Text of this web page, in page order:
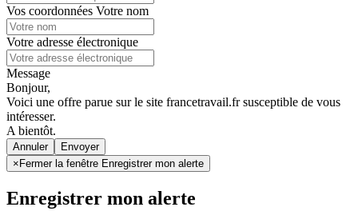
Vos coordonnées Votre nom
Votre adresse électronique
Message
Bonjour,
Voici une offre parue sur le site francetravail.fr susceptible de vous
intéresser.
A bientôt.
Annuler
× Fermer la fenêtre Enregistrer mon alerte
Enregistrer mon alerte